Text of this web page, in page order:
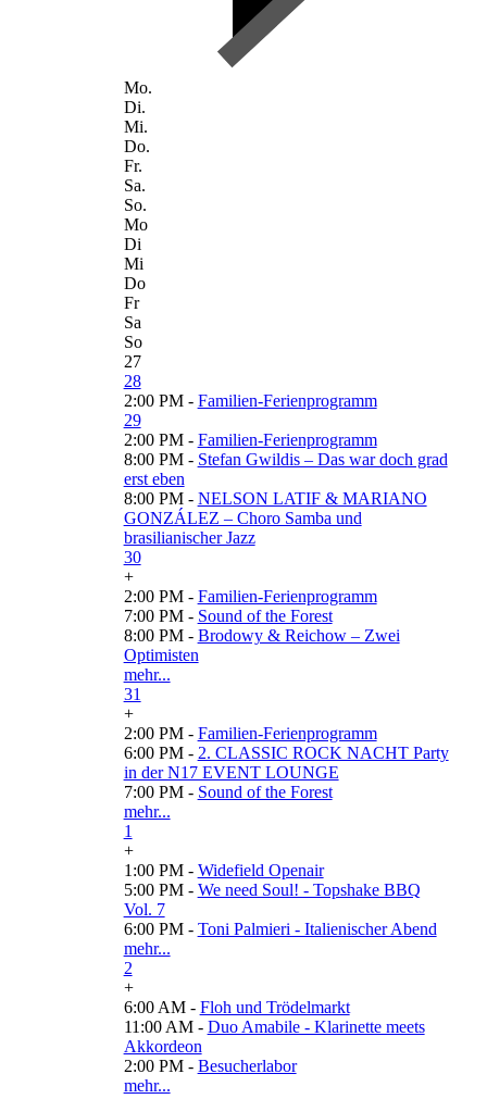
Mo.
Di.
Mi.
Do.
Fr.
Sa.
So.
Mo
Di
Mi
Do
Fr
Sa
So
27
28
2:00 PM - Familien-Ferienprogramm
29
2:00 PM - Familien-Ferienprogramm
8:00 PM - Stefan Gwildis – Das war doch grad
erst eben
8:00 PM - NELSON LATIF & MARIANO
GONZÁLEZ – Choro Samba und
brasilianischer Jazz
30
+
2:00 PM - Familien-Ferienprogramm
7:00 PM - Sound of the Forest
8:00 PM - Brodowy & Reichow – Zwei
Optimisten
mehr...
31
+
2:00 PM - Familien-Ferienprogramm
6:00 PM - 2. CLASSIC ROCK NACHT Party
in der N17 EVENT LOUNGE
7:00 PM - Sound of the Forest
mehr...
1
+
1:00 PM - Widefield Openair
5:00 PM - We need Soul! - Topshake BBQ
Vol. 7
6:00 PM - Toni Palmieri - Italienischer Abend
mehr...
2
+
6:00 AM - Floh und Trödelmarkt
11:00 AM - Duo Amabile - Klarinette meets
Akkordeon
2:00 PM - Besucherlabor
mehr...